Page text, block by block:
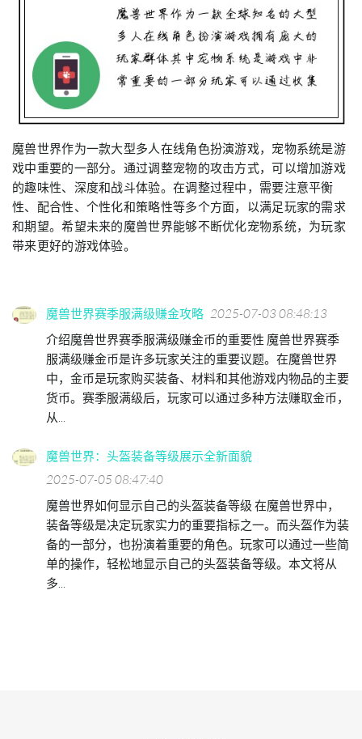
魔兽世界作为一款大型多人在线角色扮演游戏，宠物系统是游
戏中重要的一部分。通过调整宠物的攻击方式，可以增加游戏
的趣味性、深度和战斗体验。在调整过程中，需要注意平衡
性、配合性、个性化和策略性等多个方面，以满足玩家的需求
和期望。希望未来的魔兽世界能够不断优化宠物系统，为玩家
带来更好的游戏体验。
魔兽世界赛季服满级赚金攻略 2025-07-03 08:48:13
介绍魔兽世界赛季服满级赚金币的重要性 魔兽世界赛季
服满级赚金币是许多玩家关注的重要议题。在魔兽世界
中，金币是玩家购买装备、材料和其他游戏内物品的主要
货币。赛季服满级后，玩家可以通过多种方法赚取金币，
从...
魔兽世界：头盔装备等级展示全新面貌
2025-07-05 08:47:40
魔兽世界如何显示自己的头盔装备等级 在魔兽世界中，
装备等级是决定玩家实力的重要指标之一。而头盔作为装
备的一部分，也扮演着重要的角色。玩家可以通过一些简
单的操作，轻松地显示自己的头盔装备等级。本文将从
多...